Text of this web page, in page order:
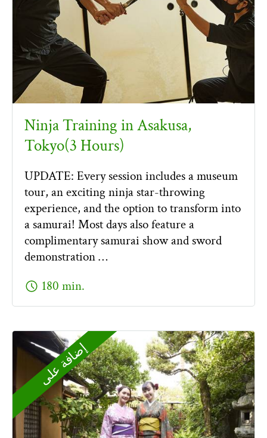
Ninja Training in Asakusa,
Tokyo(3 Hours)
UPDATE: Every session includes a museum
tour, an exciting ninja star-throwing
experience, and the option to transform into
a samurai! Most days also feature a
complimentary samurai show and sword
demonstration …
schedule 180 min.
إضافة على